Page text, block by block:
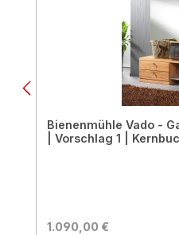
Bienenmühle Vado -
| Vorschlag 1 |
1.090,00 €